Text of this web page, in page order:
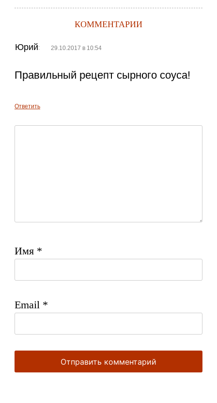
КОММЕНТАРИИ
Юрий: 29.10.2017 в 10:54
Правильный рецепт сырного соуса!
Ответить
Имя *
Email *